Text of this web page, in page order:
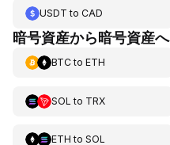
USDT to CAD
暗号資産から暗号資産へ
BTCto ETH
SOL to TRX
ETH to SOL